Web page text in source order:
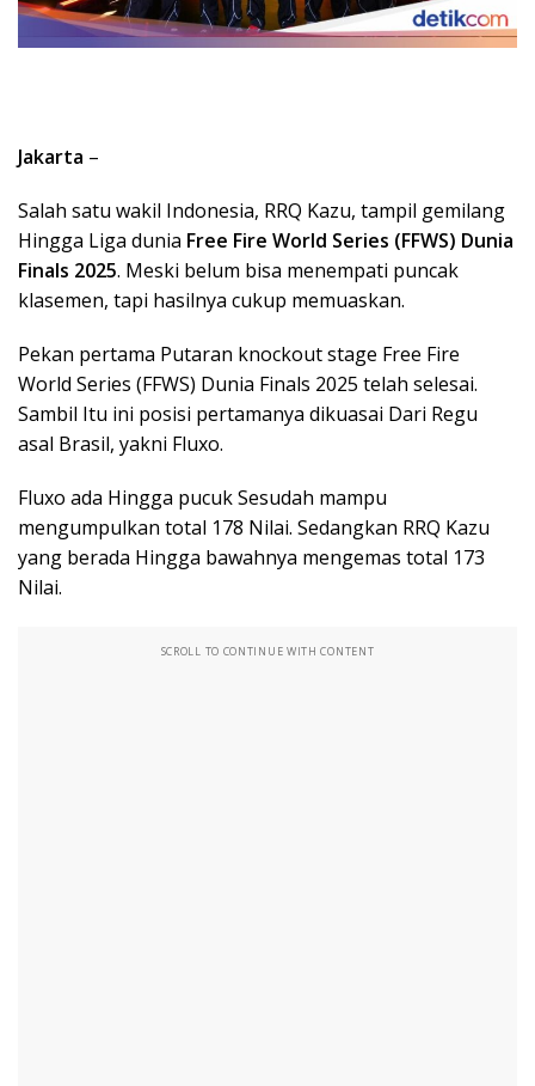
Jakarta –
Salah satu wakil Indonesia, RRQ Kazu, tampil gemilang
Hingga Liga dunia Free Fire World Series (FFWS) Dunia
Finals 2025. Meski belum bisa menempati puncak
klasemen, tapi hasilnya cukup memuaskan.
Pekan pertama Putaran knockout stage Free Fire
World Series (FFWS) Dunia Finals 2025 telah selesai.
Sambil Itu ini posisi pertamanya dikuasai Dari Regu
asal Brasil, yakni Fluxo.
Fluxo ada Hingga pucuk Sesudah mampu
mengumpulkan total 178 Nilai. Sedangkan RRQ Kazu
yang berada Hingga bawahnya mengemas total 173
Nilai.
SCROLL TO CONTINUE WITH CONTENT